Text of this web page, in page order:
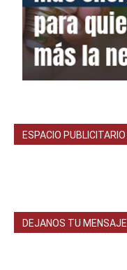
ESPACIO PUBLICITARIO
DEJANOS TU MENSAJE